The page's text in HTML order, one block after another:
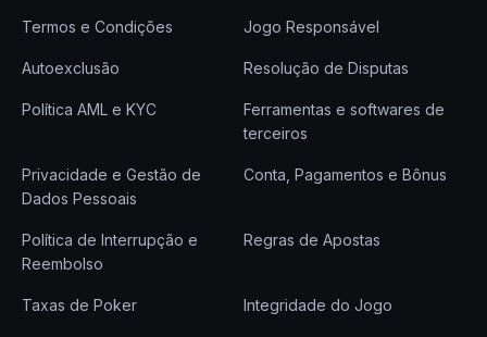
Termos e Condições Jogo Responsável
Autoexclusão Resolução de Disputas
Política AML e KYC
Ferramentas e softwares de
terceiros
Privacidade e Gestão de
Dados Pessoais
Conta, Pagamentos e Bônus
Política de Interrupção e
Reembolso
Regras de Apostas
Taxas de Poker Integridade do Jogo